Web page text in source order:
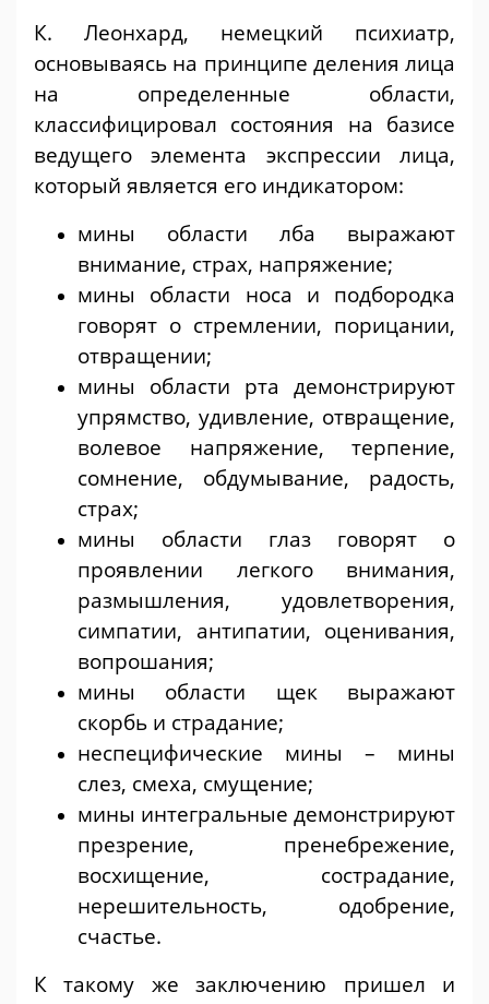
К. Леонхард, немецкий психиатр,
основываясь на принципе деления лица
на определенные области,
классифицировал состояния на базисе
ведущего элемента экспрессии лица,
который является его индикатором:
мины области лба выражают
внимание, страх, напряжение;
мины области носа и подбородка
говорят о стремлении, порицании,
отвращении;
мины области рта демонстрируют
упрямство, удивление, отвращение,
волевое напряжение, терпение,
сомнение, обдумывание, радость,
страх;
мины области глаз говорят о
проявлении легкого внимания,
размышления, удовлетворения,
симпатии, антипатии, оценивания,
вопрошания;
мины области щек выражают
скорбь и страдание;
неспецифические мины – мины
слез, смеха, смущение;
мины интегральные демонстрируют
презрение, пренебрежение,
восхищение, сострадание,
нерешительность, одобрение,
счастье.
К такому же заключению пришел и